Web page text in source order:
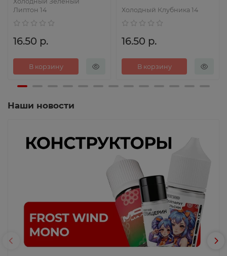
Липтон 14
16.50 р.
В корзину
Холодный Клубника 14
16.50 р.
В корзину
Наши новости